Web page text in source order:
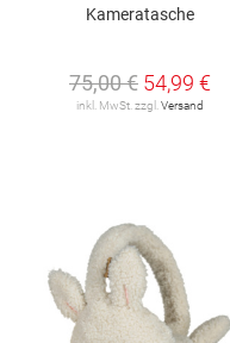
Kameratasche
75,00 € 54,99 €
inkl. MwSt. zzgl. Versand